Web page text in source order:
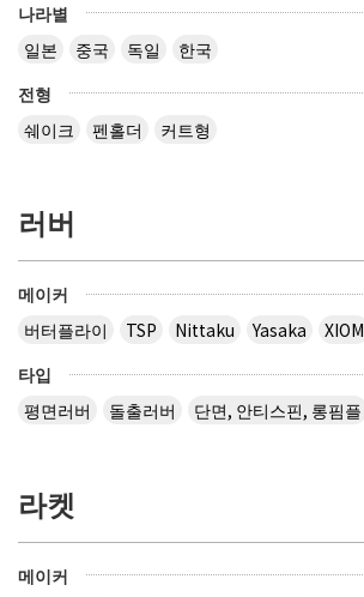
나라별
일본
중국 독일
한국
전형
쉐이크
펜홀더 커트형
러버
메이커
버터플라이
TSP Nittaku Yasaka
XIOM
타입
평면러버
돌출러버 단면, 안티스핀, 롱핌플
라켓
메이커